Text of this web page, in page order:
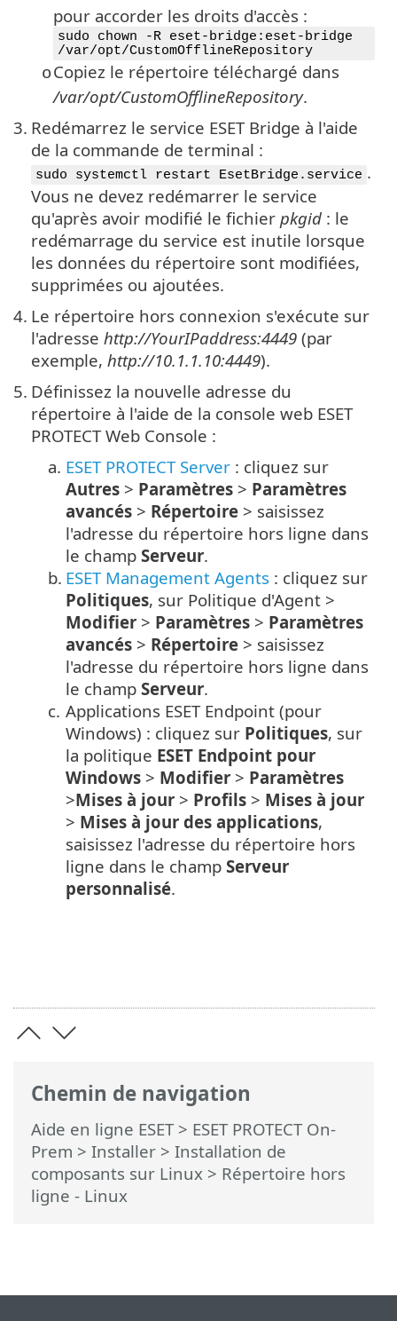
Chemin de navigation
Aide en ligne ESET> ESET PROTECT On-
Prem > Installer > Installation de
composants sur Linux > Répertoire hors
ligne - Linux
pour accorder les droits d'accès :
sudo chown -R eset-bridge:eset-bridge
/var/opt/CustomOfflineRepository
oCopiez le répertoire téléchargé dans
/var/opt/CustomOfflineRepository.
3. Redémarrez le service ESET Bridge à l'aide
de la commande de terminal :
sudo systemctl restart EsetBridge.service .
Vous ne devez redémarrer le service
qu'après avoir modifié le fichier pkgid : le
redémarrage du service est inutile lorsque
les données du répertoire sont modifiées,
supprimées ou ajoutées.
4. Le répertoire hors connexion s'exécute sur
l'adresse http://YourIPaddress:4449 (par
exemple, http://10.1.1.10:4449).
5. Définissez la nouvelle adresse du
répertoire à l'aide de la console web ESET
PROTECT Web Console :
a. ESET PROTECT Server : cliquez sur
Autres > Paramètres > Paramètres
avancés > Répertoire > saisissez
l'adresse du répertoire hors ligne dans
le champ Serveur.
b. ESET Management Agents : cliquez sur
Politiques, sur Politique d'Agent >
Modifier > Paramètres > Paramètres
avancés > Répertoire > saisissez
l'adresse du répertoire hors ligne dans
le champ Serveur.
c. Applications ESET Endpoint (pour
Windows) : cliquez sur Politiques, sur
la politique ESET Endpoint pour
Windows > Modifier > Paramètres
>Mises à jour > Profils > Mises à jour
> Mises à jour des applications,
saisissez l'adresse du répertoire hors
ligne dans le champ Serveur
personnalisé.